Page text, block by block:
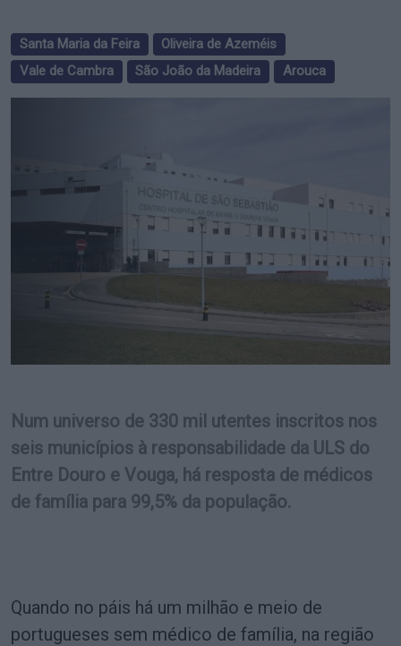
Santa Maria da Feira
Oliveira de Azeméis
Vale de Cambra
São João da Madeira Arouca
Num universo de 330 mil utentes inscritos nos
seis municípios à responsabilidade da ULS do
Entre Douro e Vouga, há resposta de médicos
de família para 99,5% da população.
Quando no páis há um milhão e meio de
portugueses sem médico de família, na região